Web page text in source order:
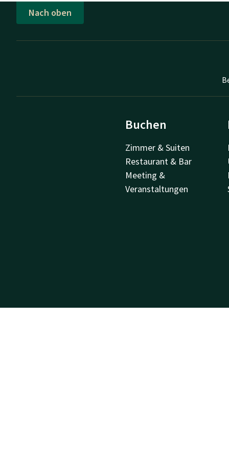
Nach oben
Buchen
Zimmer & Suiten
Restaurant & Bar
Meeting &
Veranstaltungen